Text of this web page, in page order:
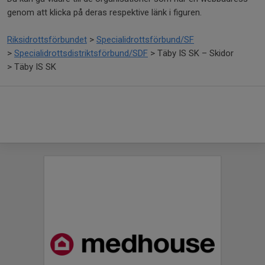
genom att klicka på deras respektive länk i figuren.
Riksidrottsförbundet > Specialidrottsförbund/SF
> Specialidrottsdistriktsförbund/SDF > Täby IS SK – Skidor
> Täby IS SK